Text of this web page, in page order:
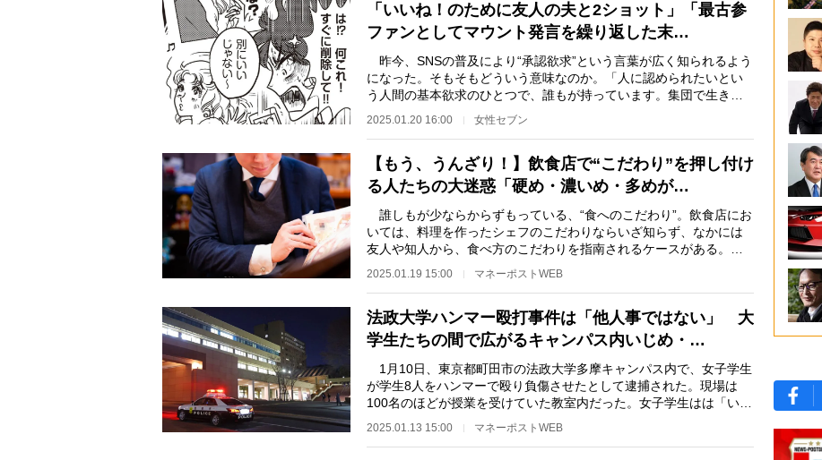
「いいね！のために友人の夫と2ショット」「最古参
ファンとしてマウント発言を繰り返した末…
昨今、SNSの普及により“承認欲求”という言葉が広く知られるよう
になった。そもそもどういう意味なのか。「人に認められたいとい
う人間の基本欲求のひとつで、誰もが持っています。集団で生きる
人間にとって、周囲…
2025.01.20 16:00 女性セブン
【もう、うんざり！】飲食店で“こだわり”を押し付け
る人たちの大迷惑「硬め・濃いめ・多めが…
誰しもが少ならからずもっている、“食へのこだわり”。飲食店にお
いては、料理を作ったシェフのこだわりならいざ知らず、なかには
友人や知人から、食べ方のこだわりを指南されるケースがある。そ
2025.01.19 15:00 マネーポストWEB
法政大学ハンマー殴打事件は「他人事ではない」 大
学生たちの間で広がるキャンパス内いじめ・…
1月10日、東京都町田市の法政大学多摩キャンパス内で、女子学生
が学生8人をハンマーで殴り負傷させたとして逮捕された。現場は
100名のほどが授業を受けていた教室内だった。女子学生はは「いじ
2025.01.13 15:00 マネーポストWEB